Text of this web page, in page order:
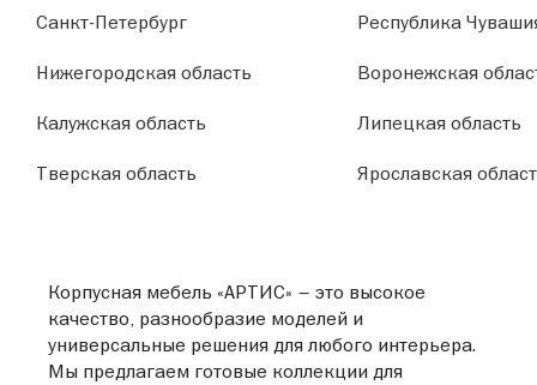
проезд Яблочкова, 4Бк1
141300, Вокзальная площадь 1-б, 2-ой этаж.
+7 (4822) 620-787
ТРЦ "Макси"
ул. Пролетарская д 2.
Санкт-Петербург
Нижегородская область
Калужская область
Тверская область
Республика
Воронежская
Липецкая область
Ярославская
Корпусная мебель «АРТИС» – это высокое
качество, разнообразие моделей и
универсальные решения для любого интерьера.
Мы предлагаем готовые коллекции для